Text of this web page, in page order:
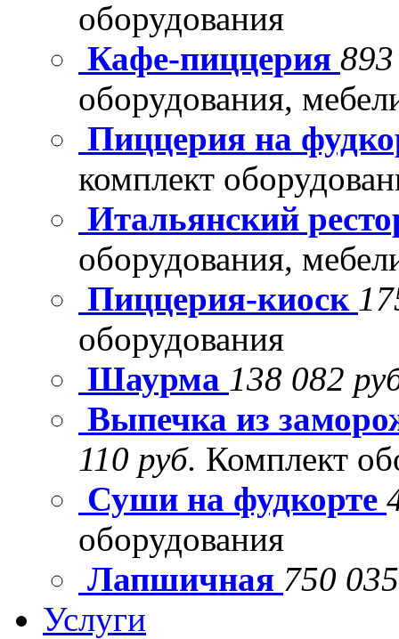
оборудования
Кафе-пиццерия
оборудования,
Пиццерия на
комплект
Итальянский
оборудования,
Пиццерия-киоск
оборудования
Шаурма 138 082
Выпечка из
110 руб. Комплект
Суши на фудкорте
оборудования
Лапшичная 750
Услуги